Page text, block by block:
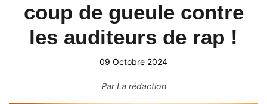
coup de gueule contre
les auditeurs de rap !
09 Octobre 2024
ParLa rédaction